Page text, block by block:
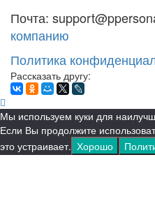
Почта:
компанию
Политика
Рассказать другу:
Мы используем куки для
Если Вы продолжите
это устраивает. Хорошо